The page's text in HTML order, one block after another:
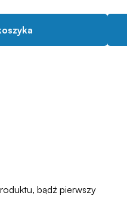
bądź pierwszy